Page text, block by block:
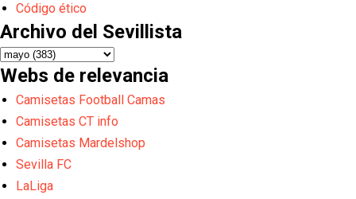
Código ético
Archivo del Sevillista
Webs de relevancia
Camisetas Football Camas
Camisetas CT info
Camisetas Mardelshop
Sevilla FC
LaLiga